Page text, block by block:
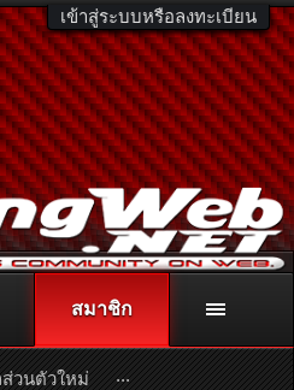
เข้าสู่ระบบหรือลงทะเบียน
หรือโทร. 081-811-1138
อียดเพิ่มเติม คลิกที่นี่
สมาชิก
วนตัวใหม่ ...